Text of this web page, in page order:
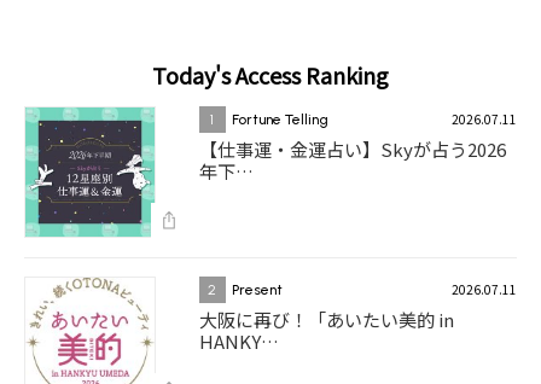
Today's Access Ranking
1 Fortune Telling 2026.07.11
【仕事運・金運占い】Skyが占う2026
年下…
2 Present 2026.07.11
大阪に再び！「あいたい美的 in
HANKY…